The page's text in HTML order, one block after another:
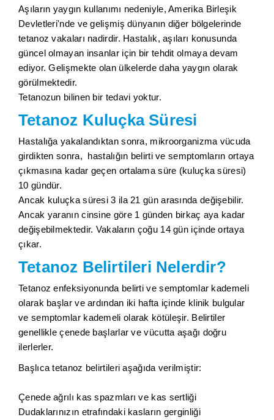
Aşıların yaygın kullanımı nedeniyle, Amerika Birleşik
Devletleri'nde ve gelişmiş dünyanın diğer bölgelerinde
tetanoz vakaları nadirdir. Hastalık, aşıları konusunda
güncel olmayan insanlar için bir tehdit olmaya devam
ediyor. Gelişmekte olan ülkelerde daha yaygın olarak
görülmektedir.
Tetanozun bilinen bir tedavi yoktur.
Tetanoz Kuluçka Süresi
Hastalığa yakalandıktan sonra, mikroorganizma vücuda
girdikten sonra, hastalığın belirti ve semptomların ortaya
çıkmasına kadar geçen ortalama süre (kuluçka süresi)
10 gündür.
Ancak kuluçka süresi 3 ila 21 gün arasında değişebilir.
Ancak yaranın cinsine göre 1 günden birkaç aya kadar
değişebilmektedir. Vakaların çoğu 14 gün içinde ortaya
çıkar.
Tetanoz Belirtileri Nelerdir?
Tetanoz enfeksiyonunda belirti ve semptomlar kademeli
olarak başlar ve ardından iki hafta içinde klinik bulgular
ve semptomlar kademeli olarak kötüleşir. Belirtiler
genellikle çenede başlarlar ve vücutta aşağı doğru
ilerlerler.
Başlıca tetanoz belirtileri aşağıda verilmiştir:
Çenede ağrılı kas spazmları ve kas sertliği
Dudaklarınızın etrafındaki kasların gerginliği